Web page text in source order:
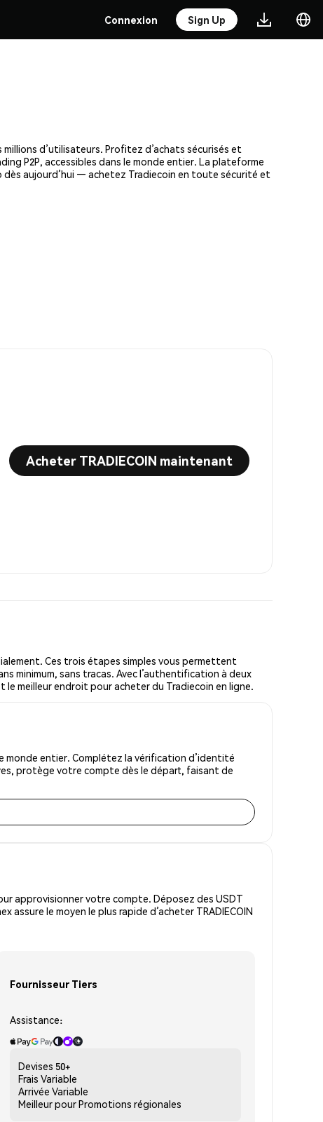
Connexion Sign Up
d’utilisateurs. Profitez d’achats sécurisés et
P2P, accessibles dans le monde entier. La plateforme
dès aujourd’hui — achetez Tradiecoin en toute sécurité et
Acheter TRADIECOIN maintenant
Ces trois étapes simples vous permettent
minimum, sans tracas. Avec l’authentification à deux
meilleur endroit pour acheter du Tradiecoin en ligne.
monde entier. Complétez la vérification d’identité
protège votre compte dès le départ, faisant de
approvisionner votre compte. Déposez des USDT
le moyen le plus rapide d’acheter TRADIECOIN
Fournisseur Tiers
Assistance:
Devises 50+
Frais Variable
Arrivée Variable
Meilleur pourPromotions régionales